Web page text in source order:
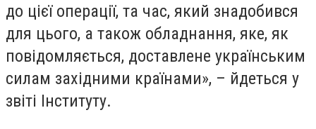
до цієї операції, та час, який знадобився
для цього, а також обладнання, яке, як
повідомляється, доставлене українським
силам західними країнами», – йдеться у
звіті Інституту.